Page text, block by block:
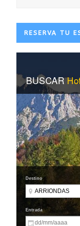
RESERVA TU